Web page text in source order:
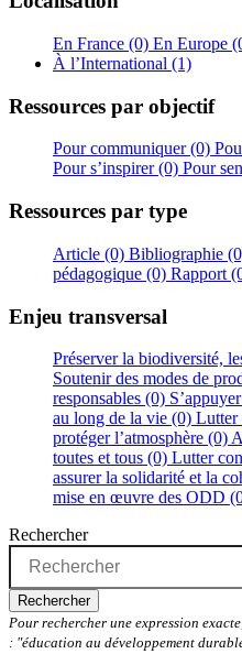
En France (0) En Europe
À l’International (1)
Ressources par objectif
Pour communiquer (0)
Pour s’inspirer (0) Pour
Ressources par type
Article (0) Bibliographie
pédagogique (0) Rapport
Enjeu transversal
Préserver la biodiversité,
Soutenir des modes de
responsables (0)
au long de la vie (0) Lutter
protéger l’atmosphère (0)
toutes et tous (0) Lutter
assurer la solidarité et la
mise en œuvre des ODD
Rechercher
Rechercher
Pour rechercher une expression
: "éducation au développement